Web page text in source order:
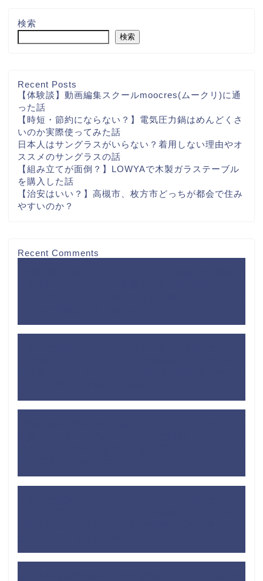
検索
検索
Recent Posts
【体験談】動画編集スクールmoocres(ムークリ)に通
った話
【時短・節約にならない？】電気圧力鍋はめんどくさ
いのか実際使ってみた話
日本人はサングラスがいらない？着用しない理由やオ
ススメのサングラスの話
【組み立てが面倒？】LOWYAで木製ガラステーブル
を購入した話
【治安はいい？】高槻市、枚方市どっちが都会で住み
やすいのか？
Recent Comments